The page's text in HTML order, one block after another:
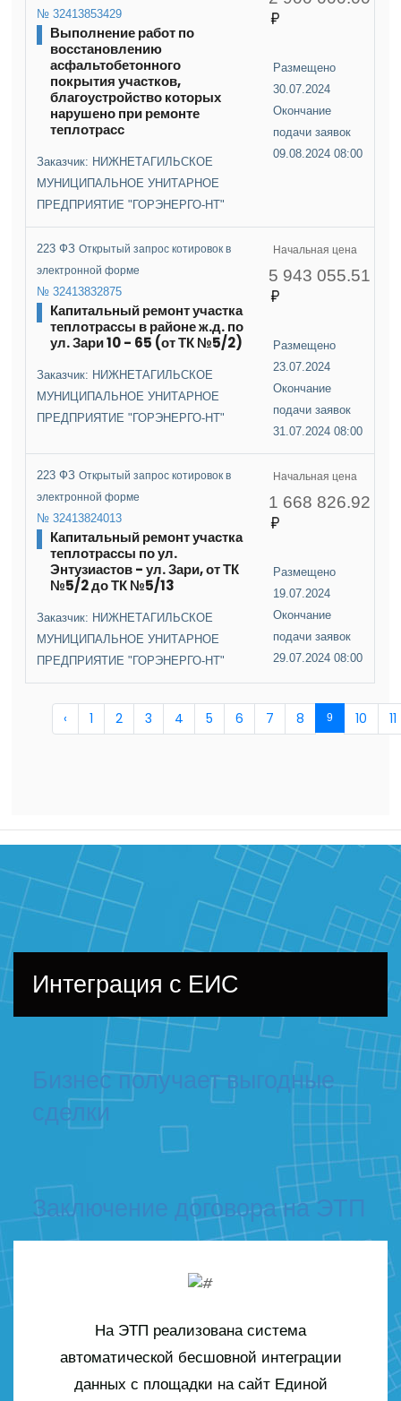
№ 32413853429
Выполнение работ по
восстановлению
асфальтобетонного
покрытия участков,
благоустройство которых
нарушено при ремонте
теплотрасс
Заказчик: НИЖНЕТАГИЛЬСКОЕ
МУНИЦИПАЛЬНОЕ УНИТАРНОЕ
ПРЕДПРИЯТИЕ "ГОРЭНЕРГО-НТ"
Размещено
30.07.2024
Окончание
подачи заявок
09.08.2024 08:00
223 ФЗОткрытый запрос котировок в
электронной форме
№ 32413832875
Капитальный ремонт участка
теплотрассы в районе ж.д. по
ул. Зари 10 - 65 (от ТК №5/2)
Заказчик: НИЖНЕТАГИЛЬСКОЕ
МУНИЦИПАЛЬНОЕ УНИТАРНОЕ
ПРЕДПРИЯТИЕ "ГОРЭНЕРГО-НТ"
Начальная цена
5 943 055.51
Размещено
23.07.2024
Окончание
подачи заявок
31.07.2024 08:00
223 ФЗОткрытый запрос котировок в
электронной форме
№ 32413824013
Капитальный ремонт участка
теплотрассы по ул.
Энтузиастов - ул. Зари, от ТК
№5/2 до ТК №5/13
Заказчик: НИЖНЕТАГИЛЬСКОЕ
МУНИЦИПАЛЬНОЕ УНИТАРНОЕ
ПРЕДПРИЯТИЕ "ГОРЭНЕРГО-НТ"
Начальная цена
1 668 826.92
Размещено
19.07.2024
Окончание
подачи заявок
29.07.2024 08:00
‹ 1 2 3 4 5 6 7 8 9 10 11
Интеграция с ЕИС
Бизнес получает выгодные
сделки
Заключение договора на ЭТП
На ЭТП реализована система
автоматической бесшовной интеграции
данных с площадки на сайт Единой